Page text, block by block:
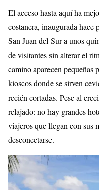
El acceso hasta aquí ha
costanera, inaugurada hace
San Juan del Sur a unos
de visitantes sin alterar el
camino aparecen pequeñas
kioscos donde se sirven
recién cortadas. Pese al
relajado: no hay grandes
viajeros que llegan con sus
desconectarse.